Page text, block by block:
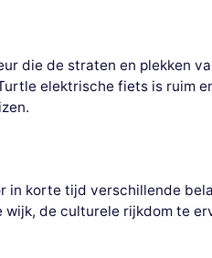
die de straten en plekken
elektrische fiets is ruim
in korte tijd verschillende
de culturele rijkdom te